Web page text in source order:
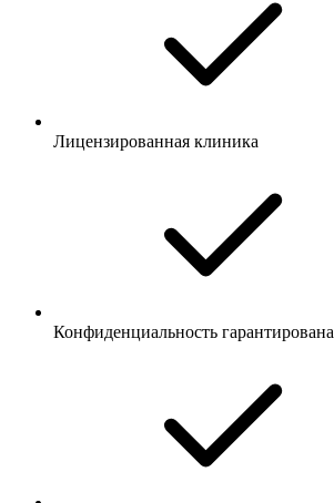
Лицензированная клиника
Конфиденциальность гарантирована